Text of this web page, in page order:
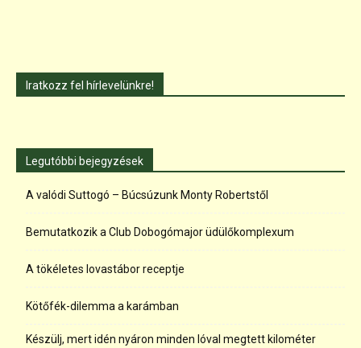
Iratkozz fel hírlevelünkre!
Legutóbbi bejegyzések
A valódi Suttogó – Búcsúzunk Monty Robertstől
Bemutatkozik a Club Dobogómajor üdülőkomplexum
A tökéletes lovastábor receptje
Kötőfék-dilemma a karámban
Készülj, mert idén nyáron minden lóval megtett kilométer